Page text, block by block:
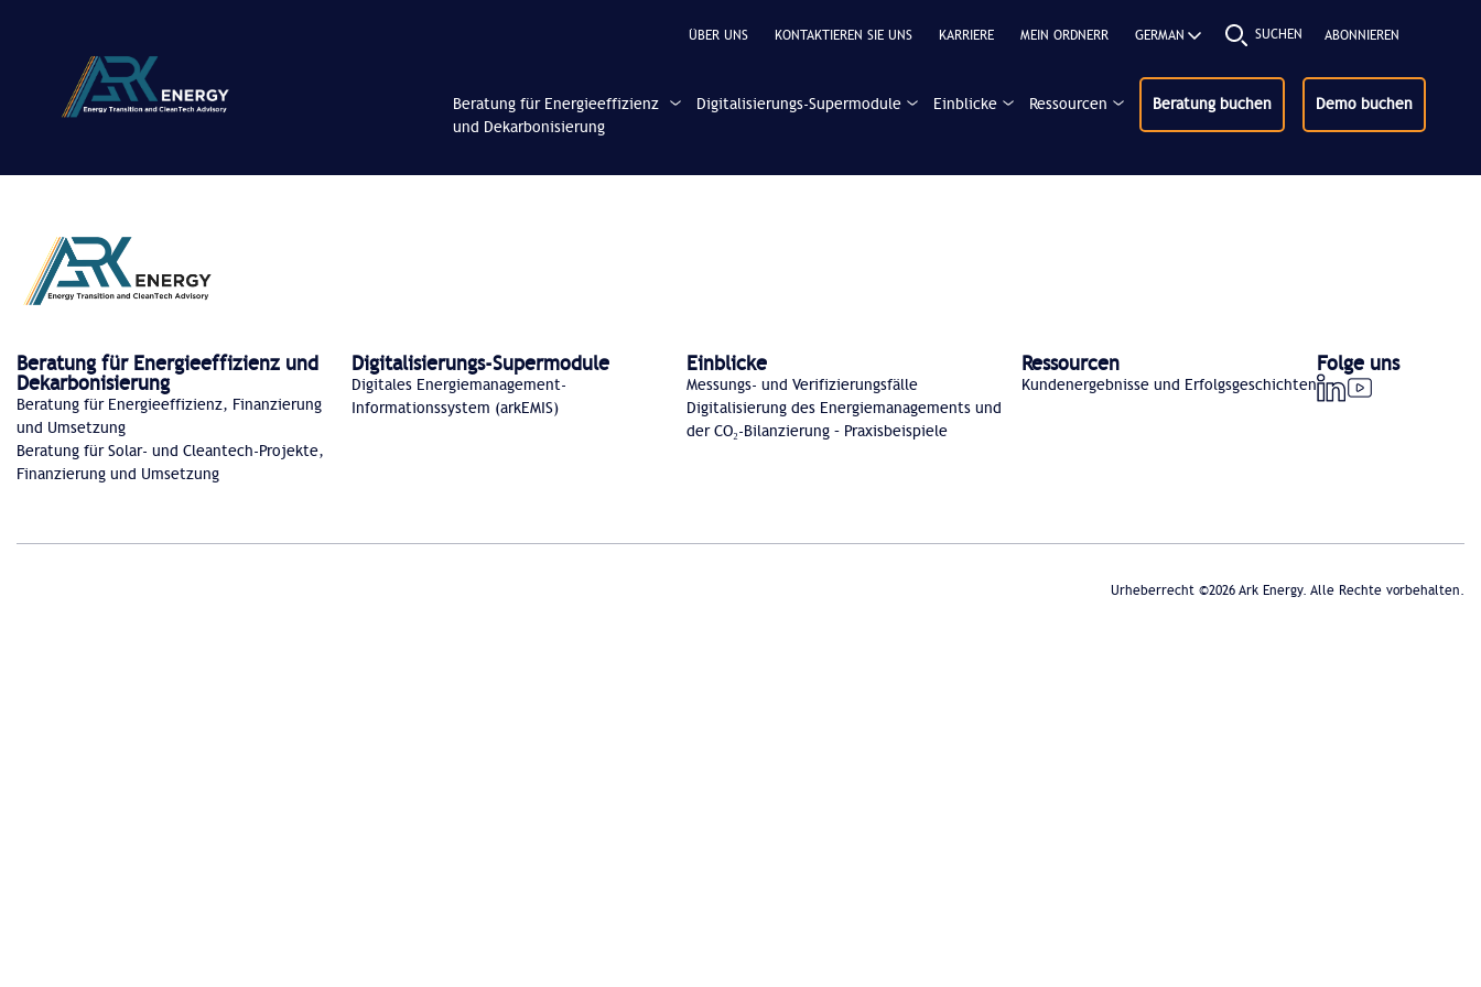
ÜBER UNS KONTAKTIEREN SIE UNS KARRIERE MEIN ORDNERR SUCHEN ABONNIEREN
Beratung für Energieeffizienz
und Dekarbonisierung
Digitalisierungs-Supermodule Einblicke Ressourcen Beratung buchen Demo buchen
Beratung für Energieeffizienz und
Dekarbonisierung
Beratung für Energieeffizienz, Finanzierung
und Umsetzung
Beratung für Solar- und Cleantech-Projekte,
Finanzierung und Umsetzung
Digitalisierungs-Supermodule
Digitales Energiemanagement-
Informationssystem (arkEMIS)
Einblicke
Messungs- und Verifizierungsfälle
Digitalisierung des Energiemanagements und
der CO₂-Bilanzierung – Praxisbeispiele
Ressourcen
Kundenergebnisse und Erfolgsgeschichten
Folge uns
Urheberrecht ©2026 Ark Energy. Alle Rechte vorbehalten.